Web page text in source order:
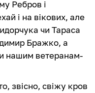
Ребров і
і на вікових, але
чи Тараса
Бражко, а
нашим ветеранам-
звісно, свіжу кров